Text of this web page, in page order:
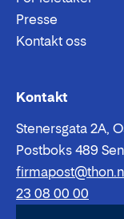
Presse
Kontakt oss
Kontakt
Stenersgata 2A,
Postboks 489
Epost:
Telefon:
23 08 00 00